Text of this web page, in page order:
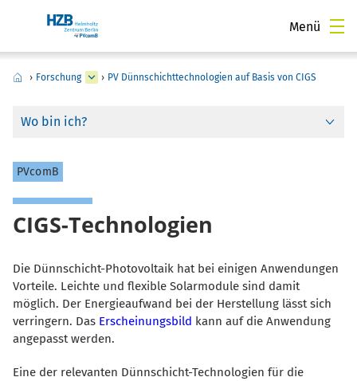
Menü
› Forschung › PV Dünnschichttechnologien auf Basis von CIGS
Wo bin ich?
PVcomB
CIGS-Technologien
Die Dünnschicht-Photovoltaik hat bei einigen Anwendungen
Vorteile. Leichte und flexible Solarmodule sind damit
möglich. Der Energieaufwand bei der Herstellung lässt sich
verringern. Das Erscheinungsbild kann auf die Anwendung
angepasst werden.
Eine der relevanten Dünnschicht-Technologien für die